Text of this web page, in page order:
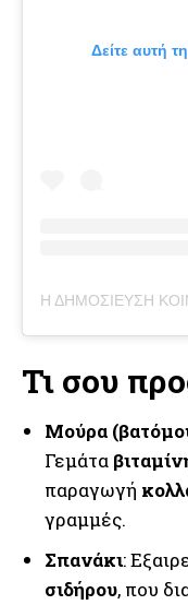
Δείτε αυτή
Τι σου
Μούρα
Γεμάτα
παραγωγή
γραμμές.
Σπανάκι:
σιδήρου, που